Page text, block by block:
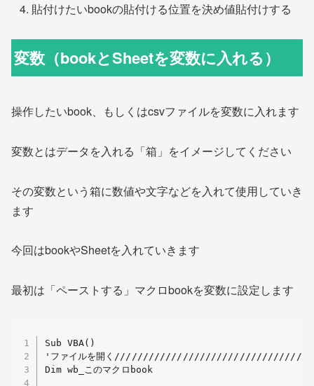
貼付けたいbookの貼付ける位置を決め値貼付けする
変数（bookとSheetを変数に入れる）
操作したいbook、もしくはcsvファイルを変数に入れます
変数とはデータを入れる「箱」をイメージしてください
その変数という箱に数値や文字などを入れて使用していき
ます
今回はbookやSheetを入れていきます
最初は「ペーストする」マクロbookを変数に設定します
Sub VBA()
'ファイルを開く
Dim wb_このマクロbook